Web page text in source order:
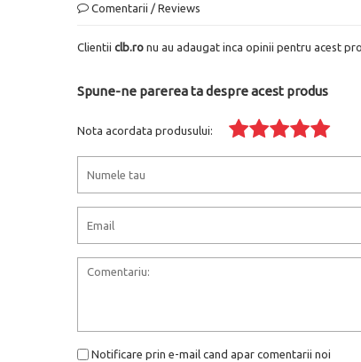
Comentarii / Reviews
Clientii clb.ro nu au adaugat inca opinii pentru acest
Spune-ne parerea ta despre acest produs
Nota acordata produsului:
Notificare prin e-mail cand apar comentarii noi